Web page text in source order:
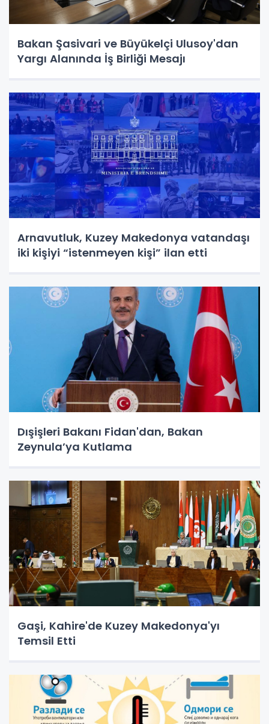
Bakan Şasivari ve Büyükelçi Ulusoy'dan
Yargı Alanında İş Birliği Mesajı
Arnavutluk, Kuzey Makedonya vatandaşı
iki kişiyi “istenmeyen kişi” ilan etti
Dışişleri Bakanı Fidan'dan, Bakan
Zeynula’ya Kutlama
Gaşi, Kahire'de Kuzey Makedonya'yı
Temsil Etti